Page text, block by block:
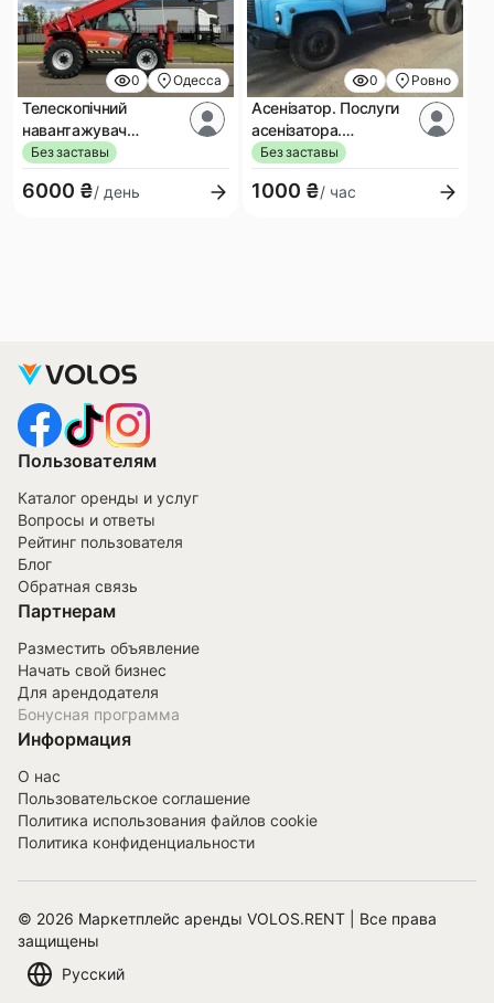
0 Одесса
Телескопічний
навантажувач
MANITOU 1337 SLT
Без заставы
6000 ₴/ день
0 Ровно
Асенізатор. Послуги
асенізатора.
Професійна Викачка
Септиків
Без заставы
1000 ₴/ час
Пользователям
Каталог оренды и услуг
Вопросы и ответы
Рейтинг пользователя
Блог
Обратная связь
Партнерам
Разместить объявление
Начать свой бизнес
Для арендодателя
Бонусная программа
Информация
О нас
Пользовательское соглашение
Политика использования файлов cookie
Политика конфиденциальности
© 2026 Маркетплейс аренды VOLOS.RENT | Все права
защищены
Русский